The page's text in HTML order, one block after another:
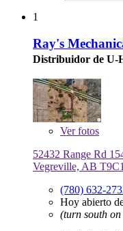
1
Ray's
Distribuidor de U-
Verfotos
52432 Range Rd
Vegreville, AB
(780) 632-
Hoy abierto
(turn south